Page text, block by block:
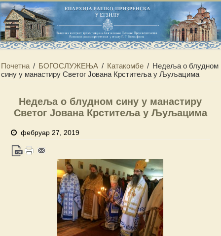
Почетна / БОГОСЛУЖЕЊА / Катакомбе / Недеља о блудном
сину у манастиру Светог Јована Крститеља у Љуљацима
Недеља о блудном сину у манастиру
Светог Јована Крститеља у Љуљацима
фебруар 27, 2019